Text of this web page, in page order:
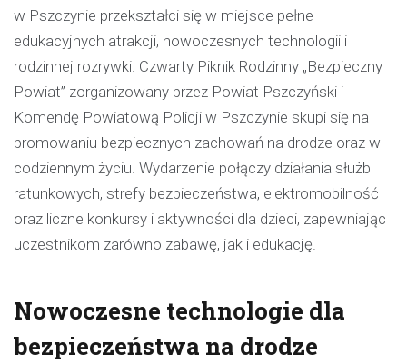
w Pszczynie przekształci się w miejsce pełne
edukacyjnych atrakcji, nowoczesnych technologii i
rodzinnej rozrywki. Czwarty Piknik Rodzinny „Bezpieczny
Powiat” zorganizowany przez Powiat Pszczyński i
Komendę Powiatową Policji w Pszczynie skupi się na
promowaniu bezpiecznych zachowań na drodze oraz w
codziennym życiu. Wydarzenie połączy działania służb
ratunkowych, strefy bezpieczeństwa, elektromobilność
oraz liczne konkursy i aktywności dla dzieci, zapewniając
uczestnikom zarówno zabawę, jak i edukację.
Nowoczesne technologie dla
bezpieczeństwa na drodze